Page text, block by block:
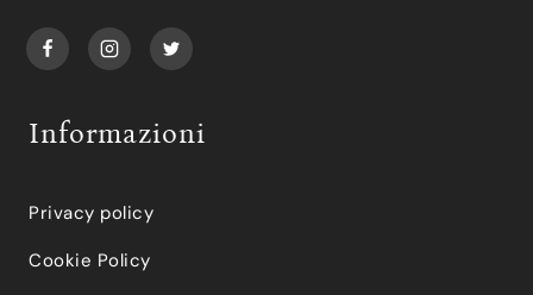
Informazioni
Privacy policy
Cookie Policy